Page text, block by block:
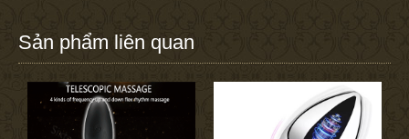
Sản phẩm liên quan